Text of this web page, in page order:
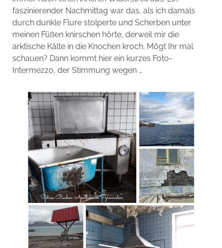
faszinierender Nachmittag war das, als ich damals
durch dunkle Flure stolperte und Scherben unter
meinen Füßen knirschen hörte, derweil mir die
arktische Kälte in die Knochen kroch. Mögt Ihr mal
schauen? Dann kommt hier ein kurzes Foto-
Intermezzo, der Stimmung wegen …